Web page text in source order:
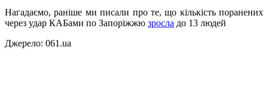
Нагадаємо, раніше ми писали про те, що кількість поранених
через удар КАБами по Запоріжжю зросла до 13 людей
Джерело: 061.ua